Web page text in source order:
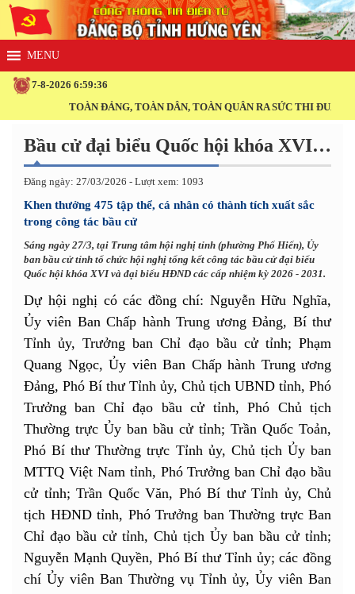
7-8-2026 6:59:38
ĐẢNG, TOÀN DÂN, TOÀN QUÂN RA SỨC THI ĐUA THỰC HIỆN
Bầu cử đại biểu Quốc hội khóa XVI và đại biểu HĐND các cấp nhiệm kỳ 2026 - 2031
Đăng ngày: 27/03/2026 - Lượt xem: 1093
Khen thưởng 475 tập thể, cá nhân có thành tích xuất sắc
trong công tác bầu cử
Sáng ngày 27/3, tại Trung tâm hội nghị tỉnh (phường Phố Hiến), Ủy
ban bầu cử tỉnh tổ chức hội nghị tổng kết công tác bầu cử đại biểu
Quốc hội khóa XVI và đại biểu HĐND các cấp nhiệm kỳ 2026 - 2031.
Dự hội nghị có các đồng chí: Nguyễn Hữu Nghĩa,
Ủy viên Ban Chấp hành Trung ương Đảng, Bí thư
Tỉnh ủy, Trưởng ban Chỉ đạo bầu cử tỉnh; Phạm
Quang Ngọc, Ủy viên Ban Chấp hành Trung ương
Đảng, Phó Bí thư Tỉnh ủy, Chủ tịch UBND tỉnh, Phó
Trưởng ban Chỉ đạo bầu cử tỉnh, Phó Chủ tịch
Thường trực Ủy ban bầu cử tỉnh; Trần Quốc Toản,
Phó Bí thư Thường trực Tỉnh ủy, Chủ tịch Ủy ban
MTTQ Việt Nam tỉnh, Phó Trưởng ban Chỉ đạo bầu
cử tỉnh; Trần Quốc Văn, Phó Bí thư Tỉnh ủy, Chủ
tịch HĐND tỉnh, Phó Trưởng ban Thường trực Ban
Chỉ đạo bầu cử tỉnh, Chủ tịch Ủy ban bầu cử tỉnh;
Nguyễn Mạnh Quyền, Phó Bí thư Tỉnh ủy; các đồng
chí Ủy viên Ban Thường vụ Tỉnh ủy, Ủy viên Ban